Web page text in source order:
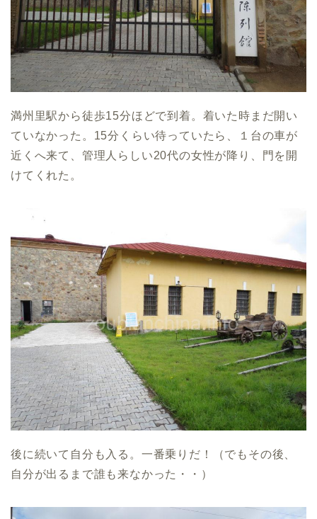
満州里駅から徒歩15分ほどで到着。着いた時まだ開い
ていなかった。15分くらい待っていたら、１台の車が
近くへ来て、管理人らしい20代の女性が降り、門を開
けてくれた。
後に続いて自分も入る。一番乗りだ！（でもその後、
自分が出るまで誰も来なかった・・）